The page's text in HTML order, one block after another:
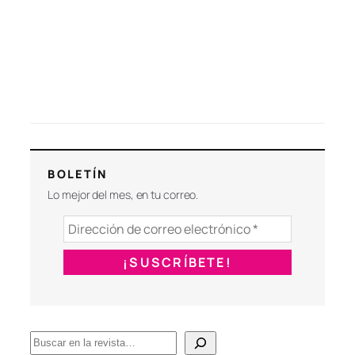
BOLETÍN
Lo mejor del mes, en tu correo.
B